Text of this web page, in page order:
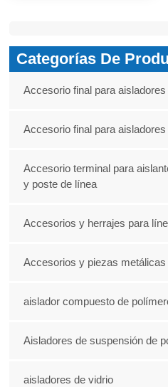
Categorías De
Accesorio final para
Accesorio final para
Accesorio terminal para
y poste de línea
Accesorios y herrajes para
Accesorios y piezas metálicas
aislador compuesto de
Aisladores de suspensión de
aisladores de vidrio